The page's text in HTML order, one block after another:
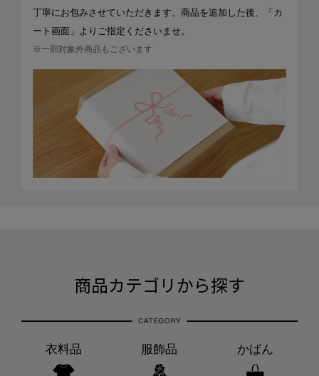
丁寧にお包みさせていただきます。商品を追加した後、「カ
ート画面」よりご指定くださいませ。
※一部対象外商品もございます
商品カテゴリから探す
衣料品 服飾品 かばん